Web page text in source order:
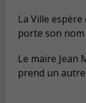
La Ville
porte son
Le maire Jean
prend un